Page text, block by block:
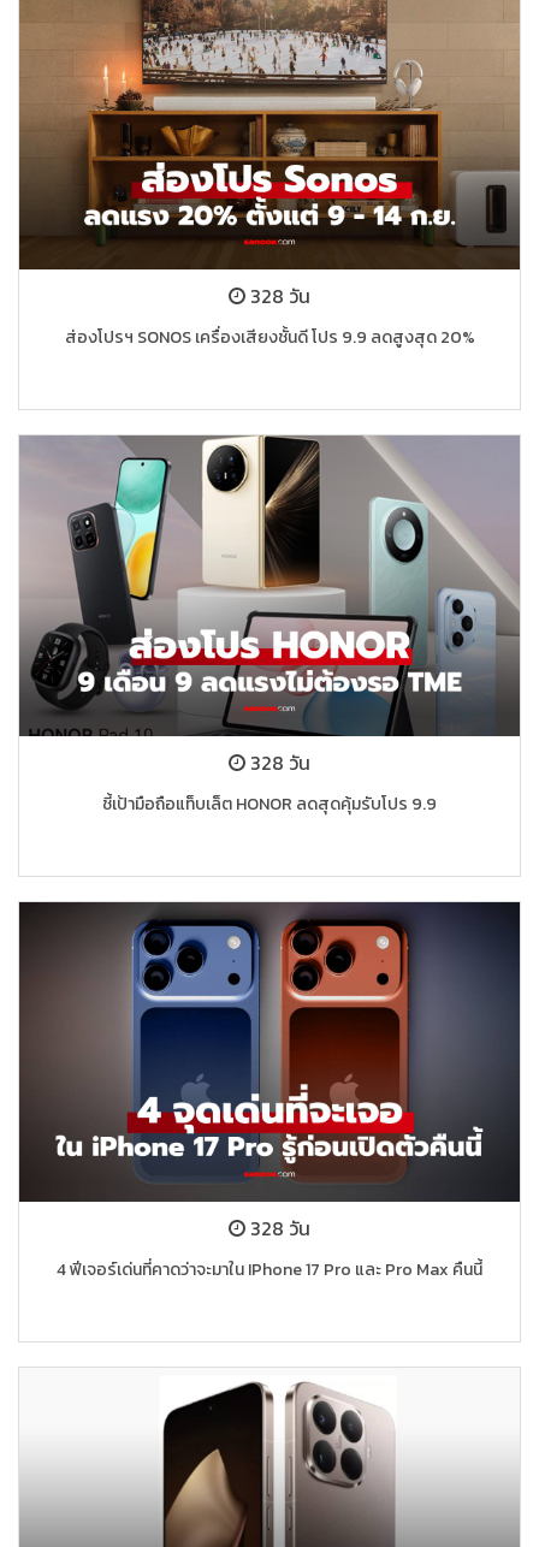
328 วัน
ส่องโปรฯ SONOS เครื่องเสียงชั้นดี โปร 9.9 ลดสูงสุด 20%
328 วัน
ชี้เป้ามือถือแท็บเล็ต HONOR ลดสุดคุ้มรับโปร 9.9
328 วัน
4 ฟีเจอร์เด่นที่คาดว่าจะมาใน IPhone 17 Pro และ Pro Max คืนนี้